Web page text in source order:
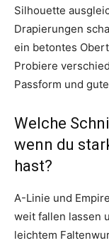
Silhouette
Drapierungen
ein betontes
Probiere
Passform und
Welche
wenn du
hast?
A-Linie und
weit fallen lassen
leichtem